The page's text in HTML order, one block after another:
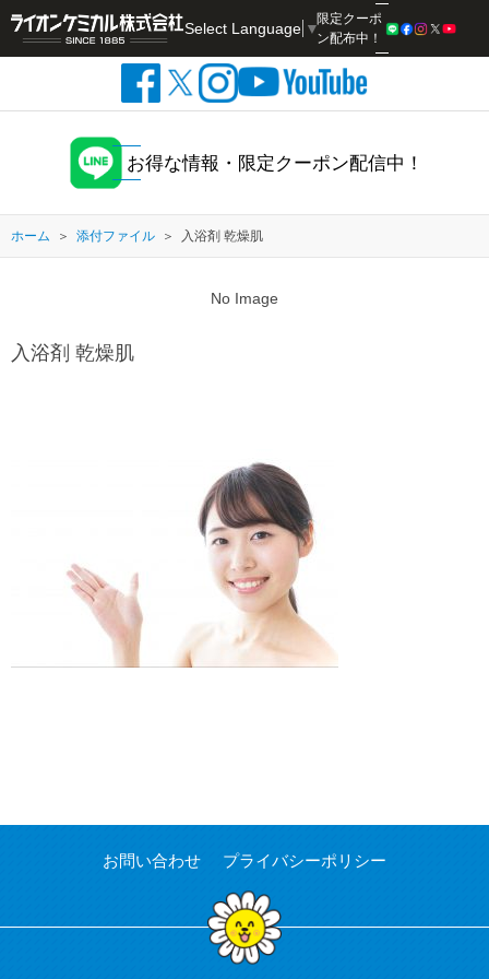
Select Language ▼
限定クーポ
ン配布中！
お得な情報・限定クーポン配信中！
ホーム 添付ファイル 入浴剤 乾燥肌
No Image
入浴剤 乾燥肌
お問い合わせ プライバシーポリシー
検索